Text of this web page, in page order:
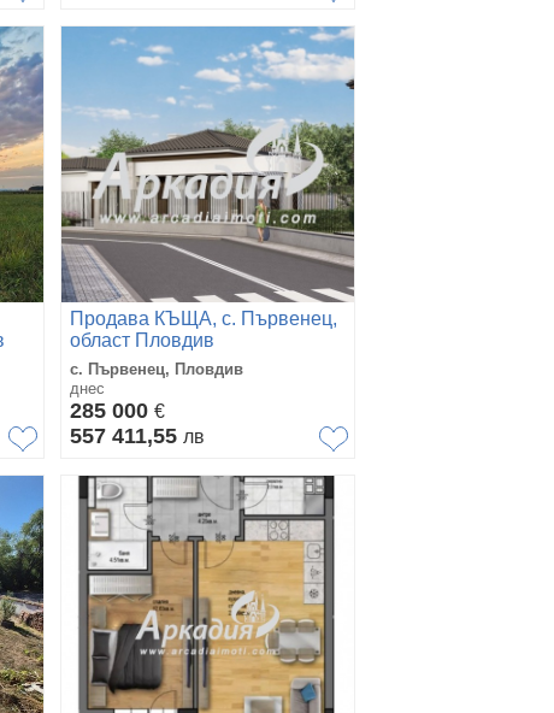
Продава КЪЩА, с. Първенец,
област Пловдив
с. Първенец, Пловдив
днес
285 000 €
557 411,55 лв